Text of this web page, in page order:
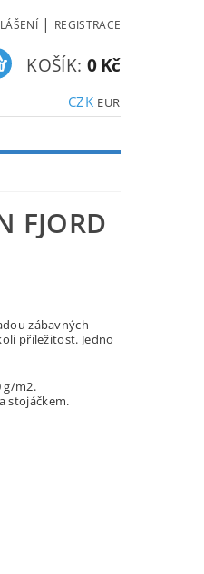
| REGISTRACE
CZK EUR
KOŠÍK: 0 Kč
FJORD
zábavných
příležitost. Jedno
g/m2.
stojáčkem.